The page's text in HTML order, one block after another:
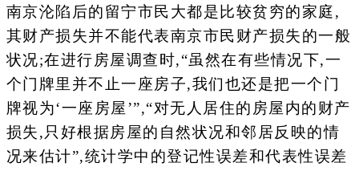
南京沦陷后的留宁市民大都是比较贫穷的家庭,
其财产损失并不能代表南京市民财产损失的一般
状况;在进行房屋调查时,“虽然在有些情况下,一
个门牌里并不止一座房子,我们也还是把一个门
牌视为‘一座房屋’”,“对无人居住的房屋内的财产
损失,只好根据房屋的自然状况和邻居反映的情
况来估计”,统计学中的登记性误差和代表性误差